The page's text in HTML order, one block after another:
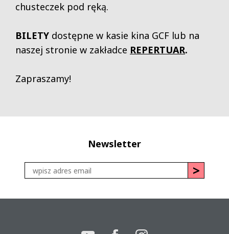
chusteczek pod ręką.
BILETY dostępne w kasie kina GCF lub na
naszej stronie w zakładce REPERTUAR.
Zapraszamy!
Newsletter